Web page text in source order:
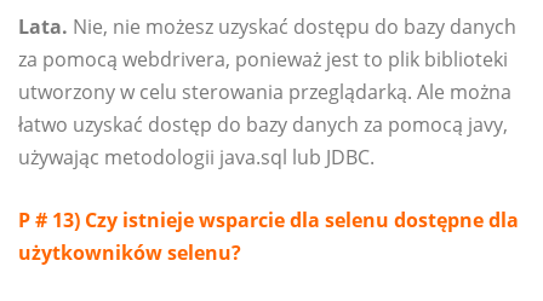
Lata. Nie, nie możesz uzyskać dostępu do bazy danych
za pomocą webdrivera, ponieważ jest to plik biblioteki
utworzony w celu sterowania przeglądarką. Ale można
łatwo uzyskać dostęp do bazy danych za pomocą javy,
używając metodologii java.sql lub JDBC.
P # 13) Czy istnieje wsparcie dla selenu dostępne dla
użytkowników selenu?